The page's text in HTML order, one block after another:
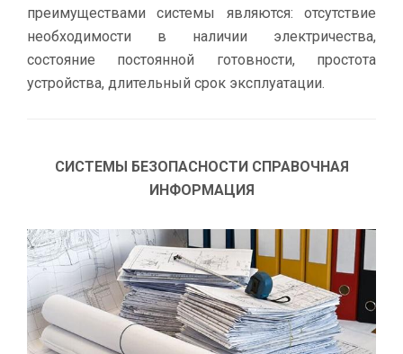
преимуществами системы являются: отсутствие
необходимости в наличии электричества,
состояние постоянной готовности, простота
устройства, длительный срок эксплуатации.
СИСТЕМЫ БЕЗОПАСНОСТИ СПРАВОЧНАЯ
ИНФОРМАЦИЯ